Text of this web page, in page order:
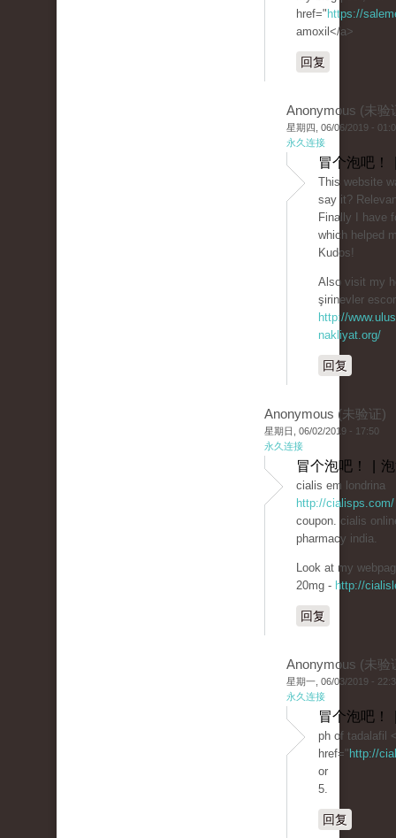
href=" https://
amoxil</a>
回复
Anonymous (未验
星期四, 06/06/2019 -
永久连接
冒个泡吧！
This website
say it?
Finally I have
which helped
Kudos!
Also visit my
şirinevler
http://
nakliyat.org/
回复
Anonymous (未验证)
星期日, 06/02/2019 - 17:50
永久连接
冒个泡吧！ |
cialis em londrina
http://cialisps.com/
coupon. cialis
pharmacy india.
Look at my
20mg - http://
回复
Anonymous (未验
星期一, 06/03/2019 -
永久连接
冒个泡吧！
ph of tadalafil
href=" http://
or
5.
回复